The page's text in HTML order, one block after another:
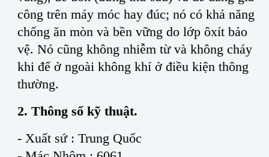
công trên máy móc hay đúc; nó có khả năng
chống ăn mòn và bền vững do lớp ôxít bảo
vệ. Nó cũng không nhiễm từ và không cháy
khi để ở ngoài không khí ở điều kiện thông
thường.
2. Thông số kỹ thuật.
- Xuất sứ : Trung Quốc